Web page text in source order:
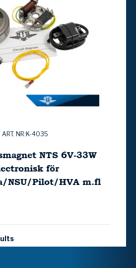
ART. NR:K-4035
NTS 6V-33W
för
NSU/Pilot/HVA m.fl